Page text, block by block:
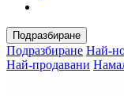
Подразбиране
Подразбиране Най-
Най-продавани